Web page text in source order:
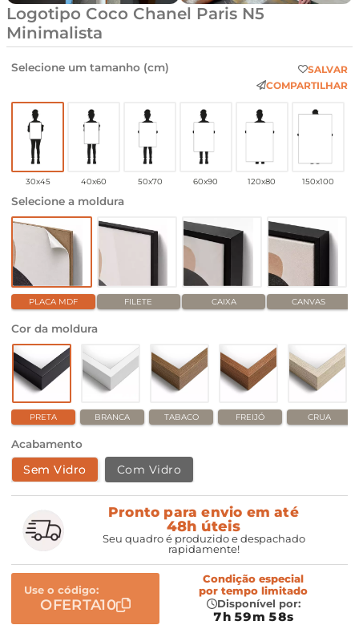
Logotipo Coco Chanel Paris N5
Minimalista
Selecione um tamanho (cm)
SALVAR
COMPARTILHAR
30x45 40x60 50x70 60x90 120x80 150x100
Selecione a moldura
PLACA MDF FILETE CAIXA CANVAS
Cor da moldura
PRETA BRANCA TABACO FREIJÓ CRUA
Acabamento
Sem Vidro Com Vidro
Pronto para envio em até
48h úteis
Seu quadro é produzido e despachado
rapidamente!
Use o código:
OFERTA10
Condição especial
por tempo limitado
Disponível por:
7h 59m 58s